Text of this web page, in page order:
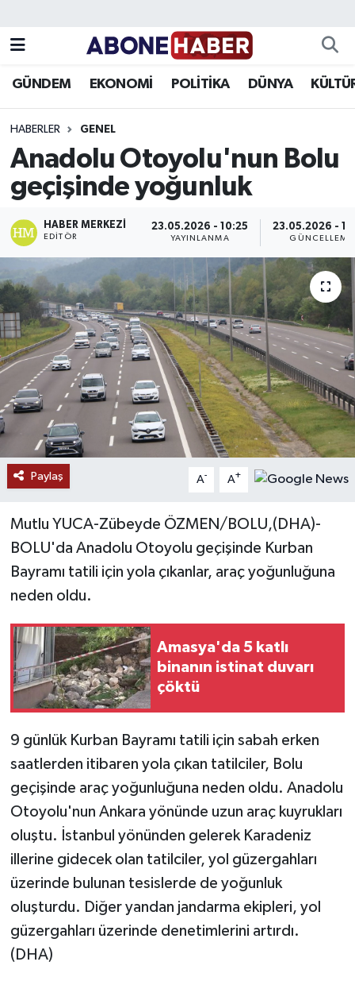
GÜNDEM EKONOMİ POLİTİKA DÜNYA
HABERLER GENEL
Anadolu Otoyolu'nun Bolu
geçişinde yoğunluk
HABER MERKEZI
EDITÖR
23.05.2026 - 10:25
YAYINLANMA
23.05.2026 -
GÜNCELLEME
Paylaş A- A+
Mutlu YUCA-Zübeyde ÖZMEN/BOLU,(DHA)-
BOLU'da Anadolu Otoyolu geçişinde Kurban
Bayramı tatili için yola çıkanlar, araç yoğunluğuna
neden oldu.
Amasya'da 5 katlı
binanın istinat duvarı
çöktü
9 günlük Kurban Bayramı tatili için sabah erken
saatlerden itibaren yola çıkan tatilciler, Bolu
geçişinde araç yoğunluğuna neden oldu. Anadolu
Otoyolu'nun Ankara yönünde uzun araç kuyrukları
oluştu. İstanbul yönünden gelerek Karadeniz
illerine gidecek olan tatilciler, yol güzergahları
üzerinde bulunan tesislerde de yoğunluk
oluşturdu. Diğer yandan jandarma ekipleri, yol
güzergahları üzerinde denetimlerini artırdı.
(DHA)
Asayiş
Bilim ve Teknoloji
Çevre
Dünya
Eğitim
Ekonomi
Genel
Gündem
Kültür Sanat
Magazin
Politika
Sağlık
Son Dakika
Yaşam
Yerel
AboneHaber Özel
Süper Lig Puan Durumu ve Fikstür
Tüm Manşetler
Son Dakika Haberleri
Haber Arşivi